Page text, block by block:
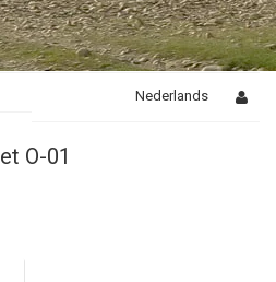
Nederlands
O-01